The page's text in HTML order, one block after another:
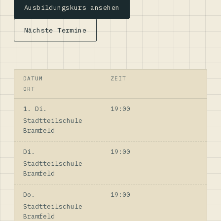
Ausbildungskurs ansehen
Nächste Termine
DATUM
ZEIT
ORT
1. Di.
19:00
Stadtteilschule
Bramfeld
Di.
19:00
Stadtteilschule
Bramfeld
Do.
19:00
Stadtteilschule
Bramfeld